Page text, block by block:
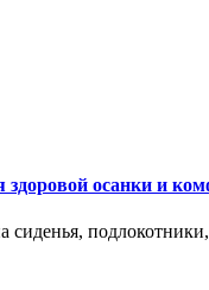
осанки и
сиденья,